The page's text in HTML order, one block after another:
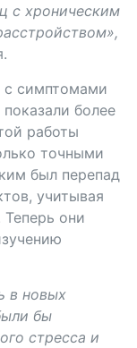
с хроническим
с симптомами
более
работы
точными
был перепад
учитывая
Теперь они
в новых
бы
стресса и